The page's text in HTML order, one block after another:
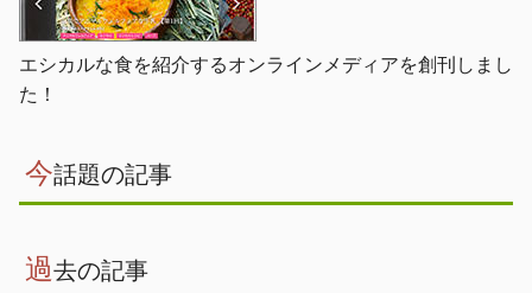
エシカルな食を紹介するオンラインメディアを創刊しまし
た！
今話題の記事
過去の記事